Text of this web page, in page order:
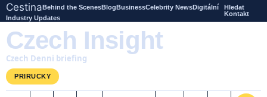
CestinaBehind the ScenesBlogBusinessCelebrity NewsDigitální
Industry Updates
Hledat
Kontakt
Czech Insight
Czech Denni briefing
PRIRUCKY